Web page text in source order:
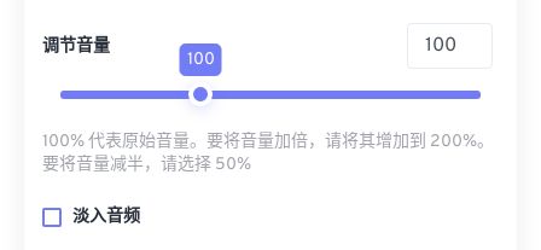
调节音量
100
100% 代表原始音量。要将音量加倍，请将其增加到 200%。
要将音量减半，请选择 50%
淡入音频